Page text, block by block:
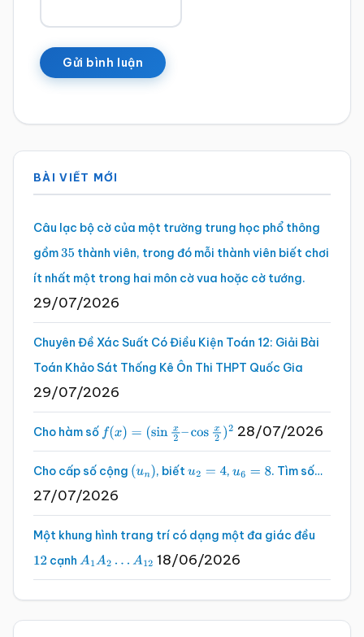
Sidebar
chính
BÀI VIẾT MỚI
Câu lạc bộ cờ của một trường trung học phổ thông
gồm35 thành viên, trong đó mỗi thành viên biết chơi
ít nhất một trong hai môn cờ vua hoặc cờ tướng.
29/07/2026
Chuyên Đề Xác Suất Có Điều Kiện Toán 12: Giải Bài
Toán Khảo Sát Thống Kê Ôn Thi THPT Quốc Gia
29/07/2026
Cho hàm số f(x)=(sinx2 –cosx2 )2 28/07/2026
Cho cấp số cộng (un), biếtu2 =4 , u6 =8 . Tìm số…
27/07/2026
Một khung hình trang trí có dạng một đa giác đều
12 cạnh A1A2…A 12 18/06/2026